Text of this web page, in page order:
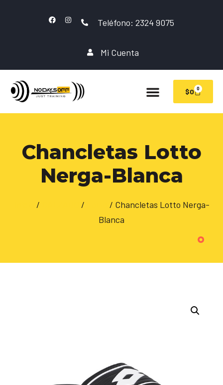
Teléfono: 2324 9075
Mi Cuenta
$0 0
Chancletas Lotto
Nerga-Blanca
/ /
/ Chancletas Lotto Nerga-
Blanca